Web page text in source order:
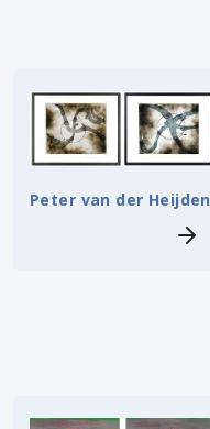
Peter van der Heijden